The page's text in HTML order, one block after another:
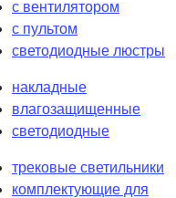
с вентилятором
с пультом
светодиодные люстры
накладные
влагозащищенные
светодиодные
трековые светильники
комплектующие для